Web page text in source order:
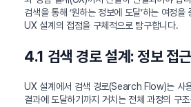
검색을 통해 ‘원하는 정보에 도달’하는 여정
UX 설계의 접점을 구체적으로 탐구합니다.
4.1 검색 경로 설계: 정보 접
UX 설계에서 검색 경로(Search Flow)는 사
결과에 도달하기까지 거치는 전체 과정의 구